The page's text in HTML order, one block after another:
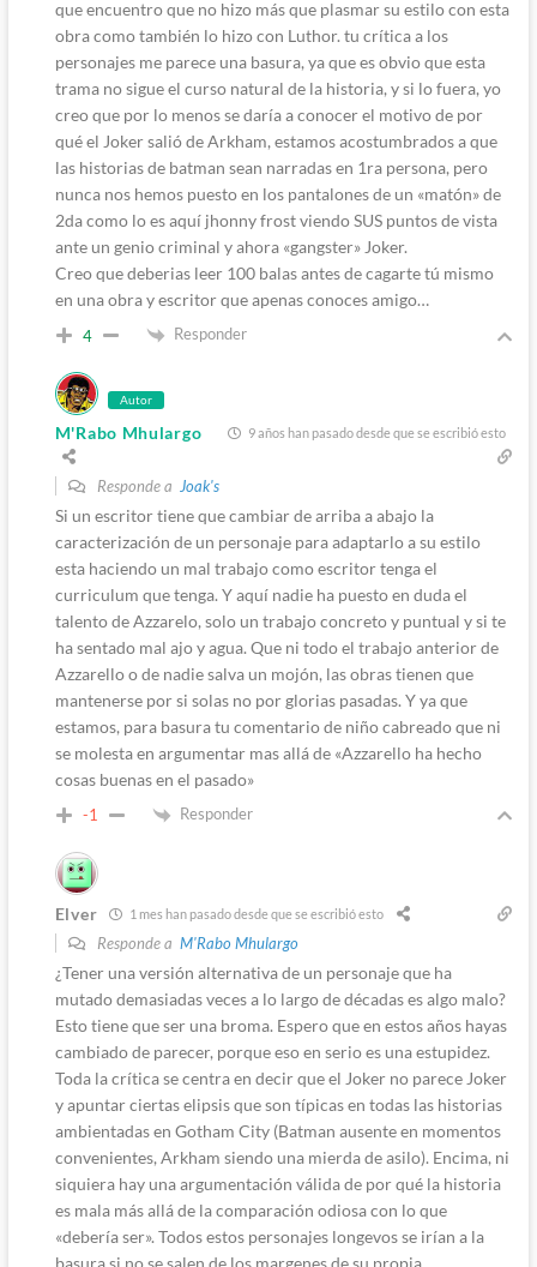
que encuentro que no hizo más que plasmar su estilo con esta
obra como también lo hizo con Luthor. tu crítica a los
personajes me parece una basura, ya que es obvio que esta
trama no sigue el curso natural de la historia, y si lo fuera, yo
creo que por lo menos se daría a conocer el motivo de por
qué el Joker salió de Arkham, estamos acostumbrados a que
las historias de batman sean narradas en 1ra persona, pero
nunca nos hemos puesto en los pantalones de un «matón» de
2da como lo es aquí jhonny frost viendo SUS puntos de vista
ante un genio criminal y ahora «gangster» Joker.
Creo que deberias leer 100 balas antes de cagarte tú mismo
en una obra y escritor que apenas conoces amigo…
4 Responder
Autor
M'Rabo Mhulargo 9 años han pasado desde que se escribió esto
Responde a Joak's
Si un escritor tiene que cambiar de arriba a abajo la
caracterización de un personaje para adaptarlo a su estilo
esta haciendo un mal trabajo como escritor tenga el
curriculum que tenga. Y aquí nadie ha puesto en duda el
talento de Azzarelo, solo un trabajo concreto y puntual y si te
ha sentado mal ajo y agua. Que ni todo el trabajo anterior de
Azzarello o de nadie salva un mojón, las obras tienen que
mantenerse por si solas no por glorias pasadas. Y ya que
estamos, para basura tu comentario de niño cabreado que ni
se molesta en argumentar mas allá de «Azzarello ha hecho
cosas buenas en el pasado»
-1 Responder
Elver 1 mes han pasado desde que se escribió esto
Responde a M'Rabo Mhulargo
¿Tener una versión alternativa de un personaje que ha
mutado demasiadas veces a lo largo de décadas es algo malo?
Esto tiene que ser una broma. Espero que en estos años hayas
cambiado de parecer, porque eso en serio es una estupidez.
Toda la crítica se centra en decir que el Joker no parece Joker
y apuntar ciertas elipsis que son típicas en todas las historias
ambientadas en Gotham City (Batman ausente en momentos
convenientes, Arkham siendo una mierda de asilo). Encima, ni
siquiera hay una argumentación válida de por qué la historia
es mala más allá de la comparación odiosa con lo que
«debería ser». Todos estos personajes longevos se irían a la
basura si no se salen de los margenes de su propia